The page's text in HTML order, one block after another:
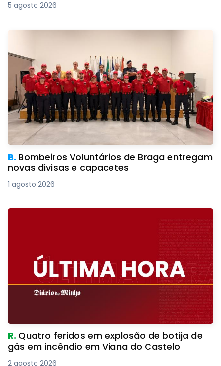
5 agosto 2026
B. Bombeiros Voluntários de Braga entregam
novas divisas e capacetes
1 agosto 2026
R. Quatro feridos em explosão de botija de
gás em incêndio em Viana do Castelo
2 agosto 2026